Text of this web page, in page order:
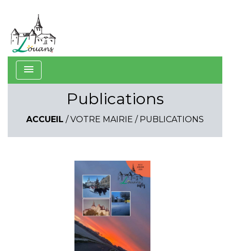
menu
Publications
ACCUEIL /VOTRE MAIRIE / PUBLICATIONS